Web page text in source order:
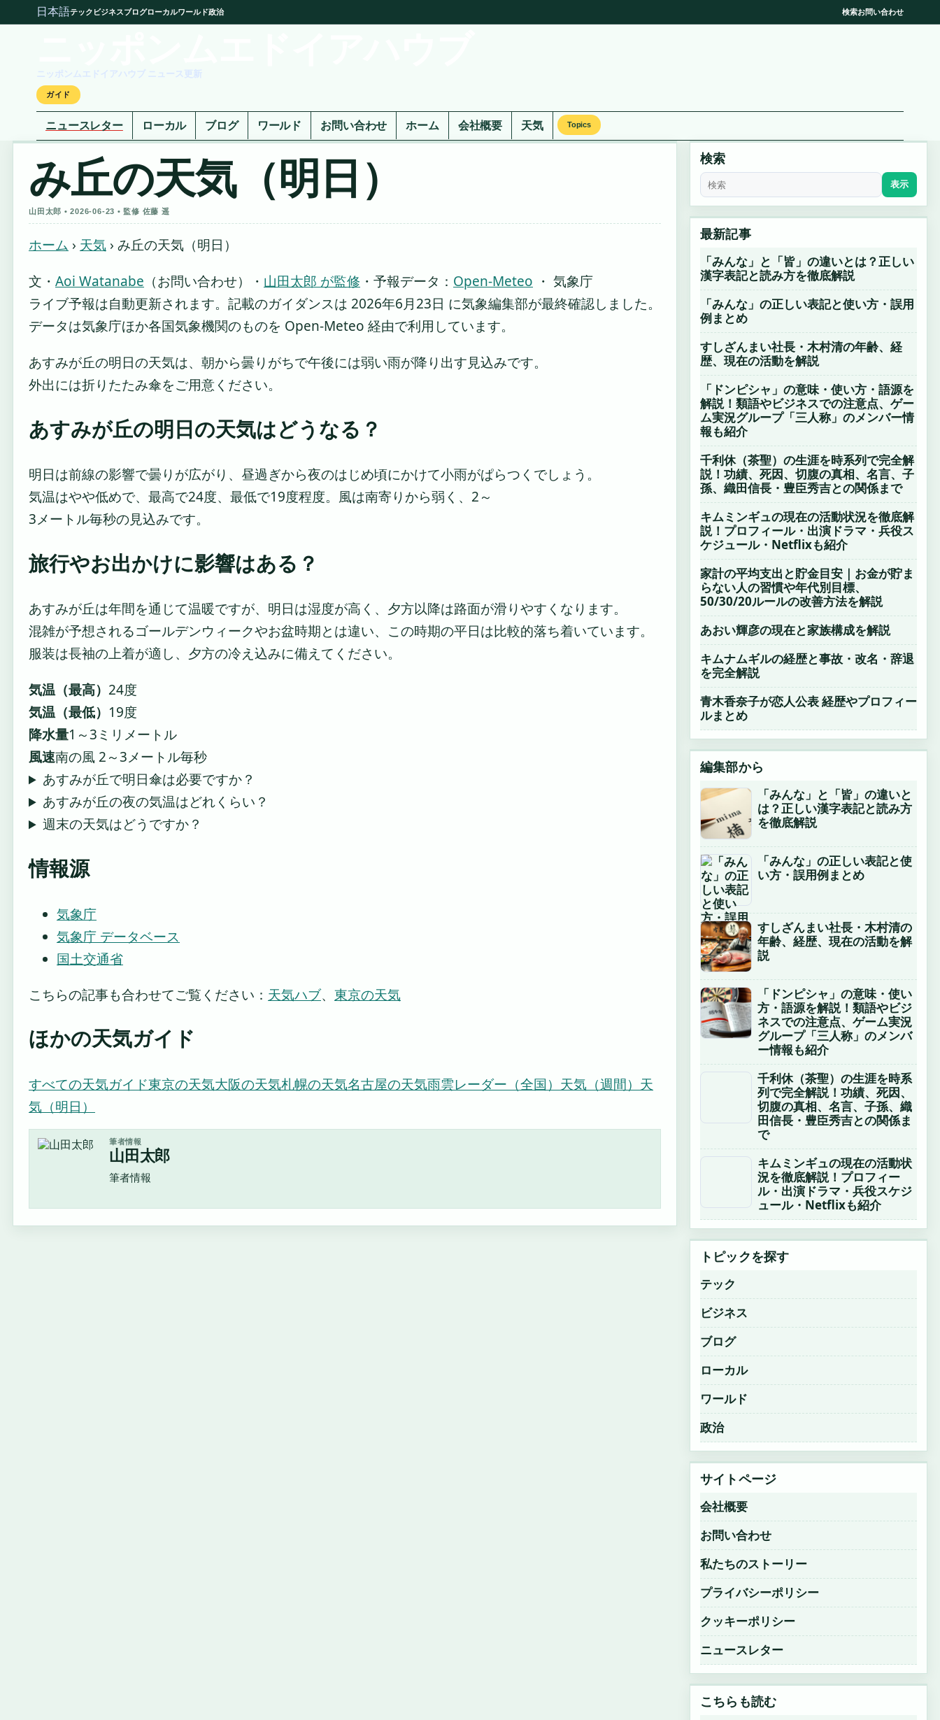
日本語テック ビジネスブログローカルワールド政治 検索お問い合わせ
ニッポンムエドイアハウブ ニュース更新
ガイド
ニュースレター ローカル ブログ ワールド お問い合わせ ホーム 会社概要 天気 Topics
み丘の天気（明日）
山田太郎 • 2026-06-23 • 監修 佐藤 遥
ホーム › 天気 › み丘の天気（明日）
文・ Aoi Watanabe （お問い合わせ） ・ 山田太郎 が監修 ・ 予報データ： Open-Meteo ・ 気象庁
ライブ予報は自動更新されます。記載のガイダンスは 2026年6月23日 に気象編集部が最終確認しました。
データは気象庁ほか各国気象機関のものを Open-Meteo 経由で利用しています。
あすみが丘の明日の天気は、朝から曇りがちで午後には弱い雨が降り出す見込みです。
外出には折りたたみ傘をご用意ください。
あすみが丘の明日の天気はどうなる？
明日は前線の影響で曇りが広がり、昼過ぎから夜のはじめ頃にかけて小雨がぱらつくでしょう。
気温はやや低めで、最高で24度、最低で19度程度。風は南寄りから弱く、2～
3メートル毎秒の見込みです。
旅行やお出かけに影響はある？
あすみが丘は年間を通じて温暖ですが、明日は湿度が高く、夕方以降は路面が滑りやすくなります。
混雑が予想されるゴールデンウィークやお盆時期とは違い、この時期の平日は比較的落ち着いています。
服装は長袖の上着が適し、夕方の冷え込みに備えてください。
気温（最高） 24度
気温（最低） 19度
降水量1～3ミリメートル
風速南の風 2～3メートル毎秒
あすみが丘で明日傘は必要ですか？
あすみが丘の夜の気温はどれくらい？
週末の天気はどうですか？
情報源
気象庁
気象庁 データベース
国土交通省
こちらの記事も合わせてご覧ください： 天気ハブ、 東京の天気
ほかの天気ガイド
すべての天気ガイド東京の天気大阪の天気札幌の天気名古屋の天気雨雲レーダー（全国） 天気（週間） 天
気（明日）
筆者情報
山田太郎
筆者情報
検索
表示
最新記事
「みんな」と「皆」の違いとは？正しい
漢字表記と読み方を徹底解説
「みんな」の正しい表記と使い方・誤用
例まとめ
すしざんまい社長・木村清の年齢、経
歴、現在の活動を解説
「ドンピシャ」の意味・使い方・語源を
解説！類語やビジネスでの注意点、ゲー
ム実況グループ「三人称」のメンバー情
報も紹介
千利休（茶聖）の生涯を時系列で完全解
説！功績、死因、切腹の真相、名言、子
孫、織田信長・豊臣秀吉との関係まで
キムミンギュの現在の活動状況を徹底解
説！プロフィール・出演ドラマ・兵役ス
ケジュール・Netflixも紹介
家計の平均支出と貯金目安｜お金が貯ま
らない人の習慣や年代別目標、
50/30/20ルールの改善方法を解説
あおい輝彦の現在と家族構成を解説
キムナムギルの経歴と事故・改名・辞退
を完全解説
青木香奈子が恋人公表 経歴やプロフィー
ルまとめ
編集部から
「みんな」と「皆」の違いと
は？正しい漢字表記と読み方
を徹底解説
「みんな」の正しい表記と使
い方・誤用例まとめ
すしざんまい社長・木村清の
年齢、経歴、現在の活動を解
説
「ドンピシャ」の意味・使い
方・語源を解説！類語やビジ
ネスでの注意点、ゲーム実況
グループ「三人称」のメンバ
ー情報も紹介
千利休（茶聖）の生涯を時系
列で完全解説！功績、死因、
切腹の真相、名言、子孫、織
田信長・豊臣秀吉との関係ま
で
キムミンギュの現在の活動状
況を徹底解説！プロフィー
ル・出演ドラマ・兵役スケジ
ュール・Netflixも紹介
トピックを探す
テック
ビジネス
ブログ
ローカル
ワールド
政治
サイトページ
会社概要
お問い合わせ
私たちのストーリー
プライバシーポリシー
クッキーポリシー
ニュースレター
こちらも読む